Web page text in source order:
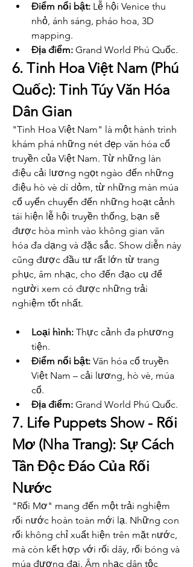
Điểm nổi bật: Lễ hội Venice thu
nhỏ, ánh sáng, pháo hoa, 3D
mapping.
Địa điểm: Grand World Phú Quốc.
6. Tinh Hoa Việt Nam (Phú
Quốc): Tinh Túy Văn Hóa
Dân Gian
"Tinh Hoa Việt Nam" là một hành trình
khám phá những nét đẹp văn hóa cổ
truyền của Việt Nam. Từ những làn
điệu cải lương ngọt ngào đến những
điệu hò vè dí dỏm, từ những màn múa
cổ uyển chuyển đến những hoạt cảnh
tái hiện lễ hội truyền thống, bạn sẽ
được hòa mình vào không gian văn
hóa đa dạng và đặc sắc. Show diễn này
cũng được đầu tư rất lớn từ trang
phục, âm nhạc, cho đến đạo cụ để
người xem có được những trải
nghiệm tốt nhất.
Loại hình: Thực cảnh đa phương
tiện.
Điểm nổi bật: Văn hóa cổ truyền
Việt Nam – cải lương, hò vè, múa
cổ.
Địa điểm: Grand World Phú Quốc.
7. Life Puppets Show - Rối
Mơ (Nha Trang): Sự Cách
Tân Độc Đáo Của Rối
Nước
"Rối Mơ" mang đến một trải nghiệm
rối nước hoàn toàn mới lạ. Những con
rối không chỉ xuất hiện trên mặt nước,
mà còn kết hợp với rối dây, rối bóng và
múa đương đại. Âm nhạc dân tộc